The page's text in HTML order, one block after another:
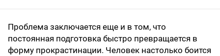
Проблема заключается еще и в том, что
постоянная подготовка быстро превращается в
форму прокрастинации. Человек настолько боится